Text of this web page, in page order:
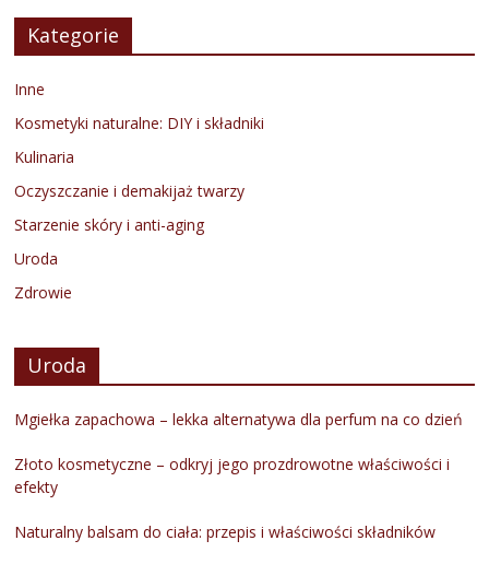
Kategorie
Inne
Kosmetyki naturalne: DIY i składniki
Kulinaria
Oczyszczanie i demakijaż twarzy
Starzenie skóry i anti-aging
Uroda
Zdrowie
Uroda
Mgiełka zapachowa – lekka alternatywa dla perfum na co dzień
Złoto kosmetyczne – odkryj jego prozdrowotne właściwości i
efekty
Naturalny balsam do ciała: przepis i właściwości składników